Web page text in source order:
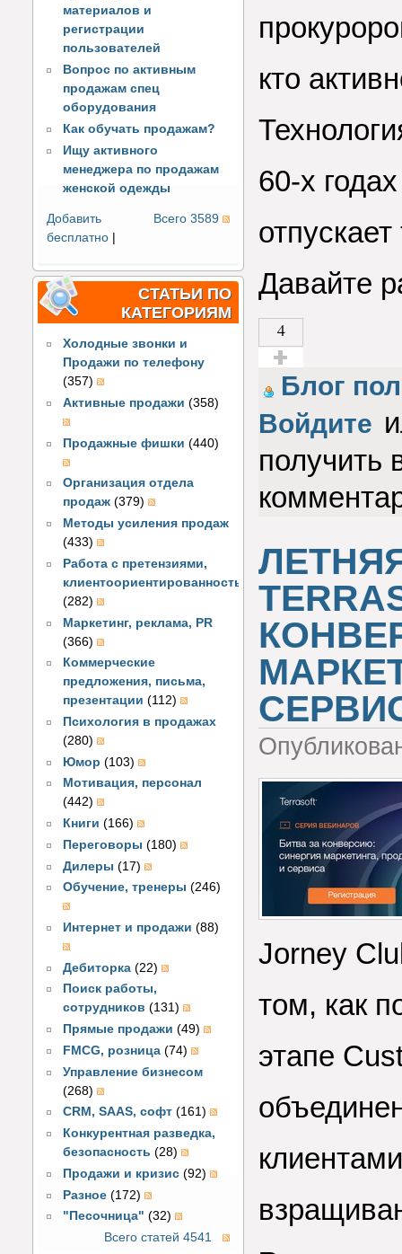
материалов и
регистрации
пользователей
Вопрос по активным
продажам спец
оборудования
Как обучать продажам?
Ищу активного
менеджера по продажам
женской одежды
Всего 3589
Добавить
бесплатно |
СТАТЬИ ПО
КАТЕГОРИЯМ
Холодные звонки и
Продажи по телефону
(357)
Активные продажи (358)
Продажные фишки (440)
Организация отдела
продаж (379)
Методы усиления продаж
(433)
Работа с претензиями,
клиентоориентированность
(282)
Маркетинг, реклама, PR
(366)
Коммерческие
предложения, письма,
презентации (112)
Психология в продажах
(280)
Юмор (103)
Мотивация, персонал
(442)
Книги (166)
Переговоры (180)
Дилеры (17)
Обучение, тренеры (246)
Интернет и продажи (88)
Дебиторка (22)
Поиск работы,
сотрудников (131)
Прямые продажи (49)
FMCG, розница (74)
Управление бизнесом
(268)
CRM, SAAS, софт (161)
Конкурентная разведка,
безопасность (28)
Продажи и кризис (92)
Разное (172)
"Песочница" (32)
Всего статей 4541
кто
60-х
Давайте
4
Голос за!
Блог
Войдите
получить
Jorney
том, как
этапе